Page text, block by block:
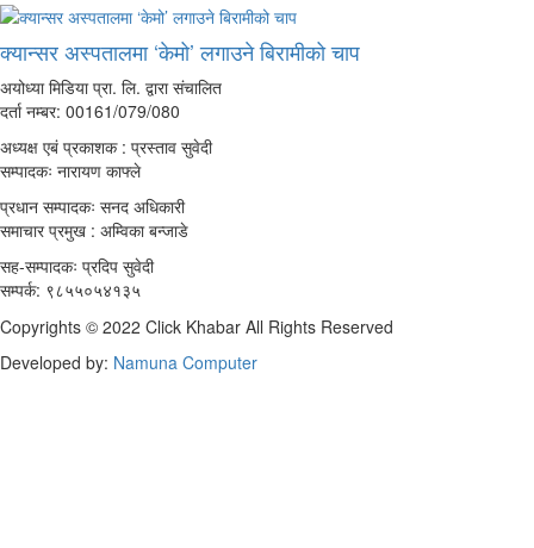
क्यान्सर अस्पतालमा ‘केमो’ लगाउने बिरामीको चाप
अयोध्या मिडिया प्रा. लि. द्वारा संचालित
दर्ता नम्बर: 00161/079/080
अध्यक्ष एबं प्रकाशक : प्रस्ताव सुवेदी
सम्पादकः नारायण काफ्ले
प्रधान सम्पादकः सनद अधिकारी
समाचार प्रमुख : अम्विका बन्जाडे
सह-सम्पादकः प्रदिप सुवेदी
सम्पर्क: ९८५५०५४१३५
Copyrights © 2022 Click Khabar All Rights Reserved
Developed by: Namuna Computer